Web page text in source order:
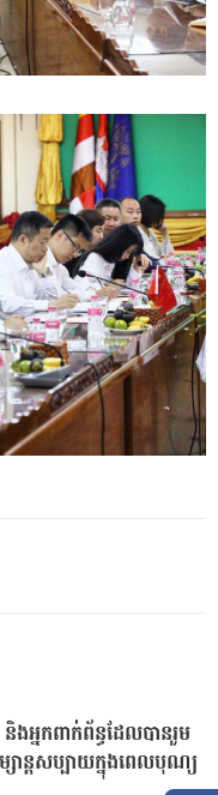
អ្នកពាក់ព័ន្ធដែលបានរួម
សាន្តសប្បាយក្នុងពេលបុណ្យ